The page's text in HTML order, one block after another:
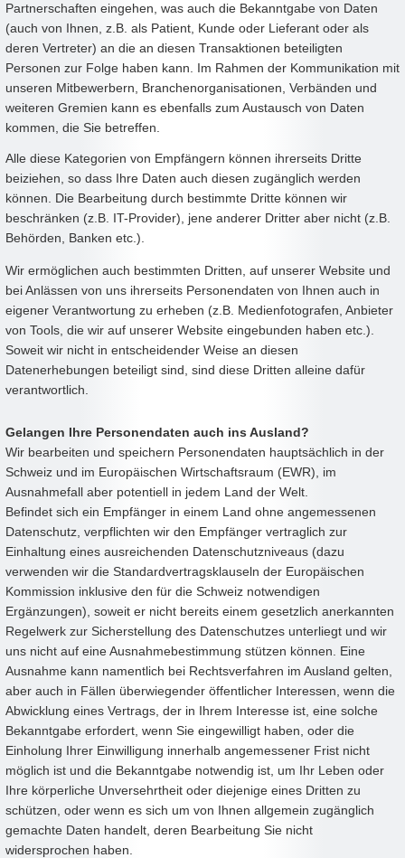
Partnerschaften eingehen, was auch die Bekanntgabe von Daten
(auch von Ihnen, z.B. als Patient, Kunde oder Lieferant oder als
deren Vertreter) an die an diesen Transaktionen beteiligten
Personen zur Folge haben kann. Im Rahmen der Kommunikation mit
unseren Mitbewerbern, Branchenorganisationen, Verbänden und
weiteren Gremien kann es ebenfalls zum Austausch von Daten
kommen, die Sie betreffen.
Alle diese Kategorien von Empfängern können ihrerseits Dritte
beiziehen, so dass Ihre Daten auch diesen zugänglich werden
können. Die Bearbeitung durch bestimmte Dritte können wir
beschränken (z.B. IT-Provider), jene anderer Dritter aber nicht (z.B.
Behörden, Banken etc.).
Wir ermöglichen auch bestimmten Dritten, auf unserer Website und
bei Anlässen von uns ihrerseits Personendaten von Ihnen auch in
eigener Verantwortung zu erheben (z.B. Medienfotografen, Anbieter
von Tools, die wir auf unserer Website eingebunden haben etc.).
Soweit wir nicht in entscheidender Weise an diesen
Datenerhebungen beteiligt sind, sind diese Dritten alleine dafür
verantwortlich.
Gelangen Ihre Personendaten auch ins Ausland?
Wir bearbeiten und speichern Personendaten hauptsächlich in der
Schweiz und im Europäischen Wirtschaftsraum (EWR), im
Ausnahmefall aber potentiell in jedem Land der Welt.
Befindet sich ein Empfänger in einem Land ohne angemessenen
Datenschutz, verpflichten wir den Empfänger vertraglich zur
Einhaltung eines ausreichenden Datenschutzniveaus (dazu
verwenden wir die Standardvertragsklauseln der Europäischen
Kommission inklusive den für die Schweiz notwendigen
Ergänzungen), soweit er nicht bereits einem gesetzlich anerkannten
Regelwerk zur Sicherstellung des Datenschutzes unterliegt und wir
uns nicht auf eine Ausnahmebestimmung stützen können. Eine
Ausnahme kann namentlich bei Rechtsverfahren im Ausland gelten,
aber auch in Fällen überwiegender öffentlicher Interessen, wenn die
Abwicklung eines Vertrags, der in Ihrem Interesse ist, eine solche
Bekanntgabe erfordert, wenn Sie eingewilligt haben, oder die
Einholung Ihrer Einwilligung innerhalb angemessener Frist nicht
möglich ist und die Bekanntgabe notwendig ist, um Ihr Leben oder
Ihre körperliche Unversehrtheit oder diejenige eines Dritten zu
schützen, oder wenn es sich um von Ihnen allgemein zugänglich
gemachte Daten handelt, deren Bearbeitung Sie nicht
widersprochen haben.